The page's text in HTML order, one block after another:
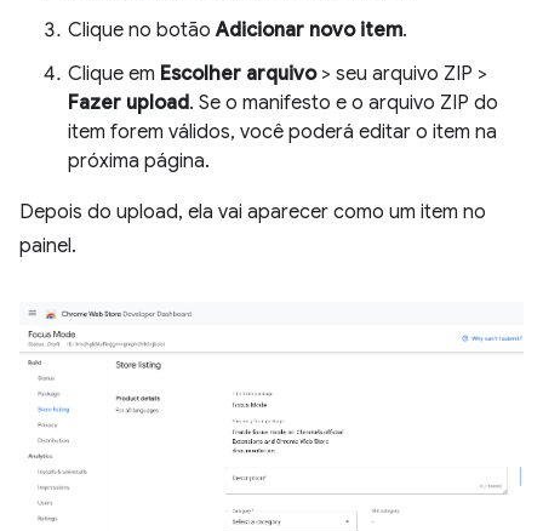
Clique no botãoAdicionar novo item.
Clique em Escolher arquivo> seu arquivo ZIP >
Fazer upload. Se o manifesto e o arquivo ZIP do
item forem válidos, você poderá editar o item na
próxima página.
Depois do upload, ela vai aparecer como um item no
painel.